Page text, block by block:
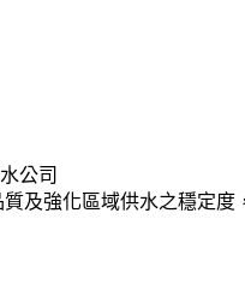
公司
及強化區域供水之穩定